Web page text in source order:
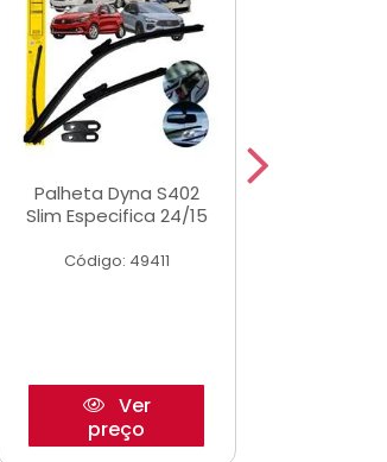
Palheta Dyna S402
Slim Especifica 24/15
Código: 49411
Ver
preço